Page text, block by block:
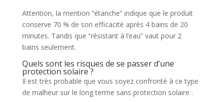
Attention, la mention “étanche” indique que le produit
conserve 70 % de son efficacité après 4 bains de 20
minutes. Tandis que “résistant à l’eau” vaut pour 2
bains seulement.
Quels sont les risques de se passer d’une
protection solaire ?
Il est très probable que vous soyez confronté à ce type
de malheur sur le long terme sans protection solaire :